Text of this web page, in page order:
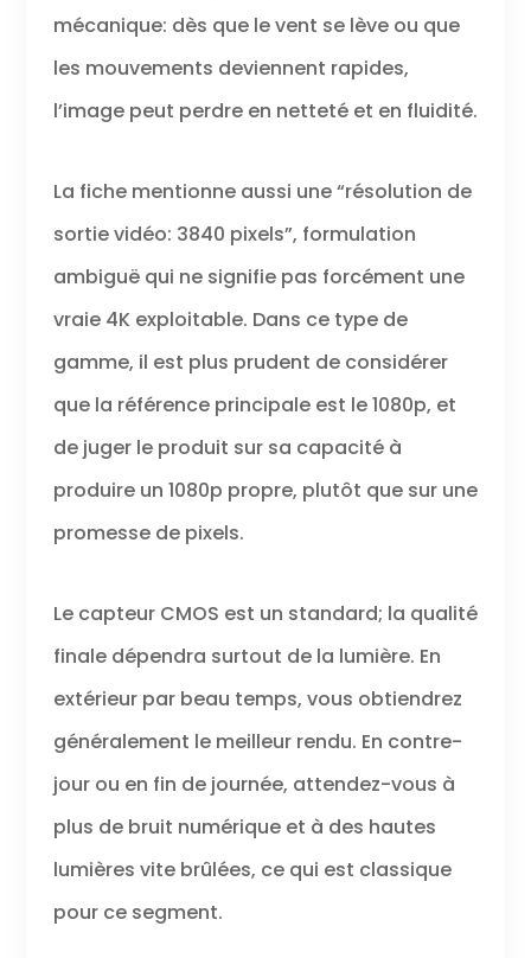
mécanique: dès que le vent se lève ou que
les mouvements deviennent rapides,
l’image peut perdre en netteté et en fluidité.
La fiche mentionne aussi une “résolution de
sortie vidéo: 3840 pixels”, formulation
ambiguë qui ne signifie pas forcément une
vraie 4K exploitable. Dans ce type de
gamme, il est plus prudent de considérer
que la référence principale est le 1080p, et
de juger le produit sur sa capacité à
produire un 1080p propre, plutôt que sur une
promesse de pixels.
Le capteur CMOS est un standard; la qualité
finale dépendra surtout de la lumière. En
extérieur par beau temps, vous obtiendrez
généralement le meilleur rendu. En contre-
jour ou en fin de journée, attendez-vous à
plus de bruit numérique et à des hautes
lumières vite brûlées, ce qui est classique
pour ce segment.